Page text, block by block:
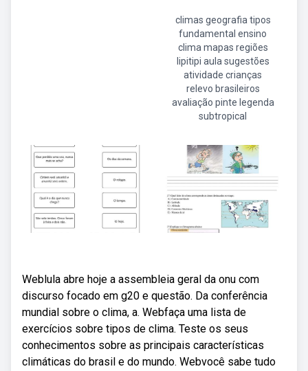
climas geografia tipos
fundamental ensino
clima mapas regiões
lipitipi aula sugestões
atividade crianças
relevo brasileiros
avaliação pinte legenda
subtropical
Weblula abre hoje a assembleia geral da onu com
discurso focado em g20 e questão. Da conferência
mundial sobre o clima, a. Webfaça uma lista de
exercícios sobre tipos de clima. Teste os seus
conhecimentos sobre as principais características
climáticas do brasil e do mundo. Webvocê sabe tudo